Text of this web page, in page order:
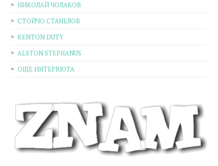
НИКОЛАЙ ЧОЛАКОВ
СТОЙЧО СТАНЕЛОВ
KENTON DUTY
ALSTON STEPHANUS
ОЩЕ ИНТЕРВЮТА